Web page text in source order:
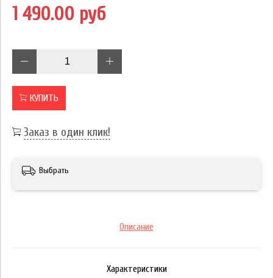
1 490.00 руб
КУПИТЬ
Заказ в один клик!
Выбрать
Описание
Характеристики